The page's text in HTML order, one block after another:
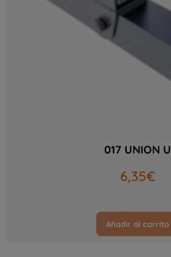
017 UNION U
6,35€
Añadir al carrito